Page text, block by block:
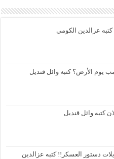
عزالدين الكومي
يوم الأرض؟ كتبه وائل قنديل
كتبه وائل قنديل
دستور العسكر!! كتبه عزالدين